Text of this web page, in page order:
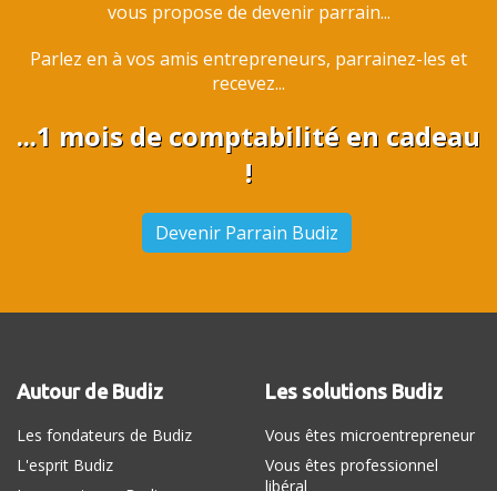
vous propose de devenir parrain...
Parlez en à vos amis entrepreneurs, parrainez-les et
recevez...
...1 mois de comptabilité en cadeau
!
Devenir Parrain Budiz
Autour de Budiz
Les fondateurs de Budiz
L'esprit Budiz
Les solutions Budiz
Vous êtes microentrepreneur
Vous êtes professionnel
libéral